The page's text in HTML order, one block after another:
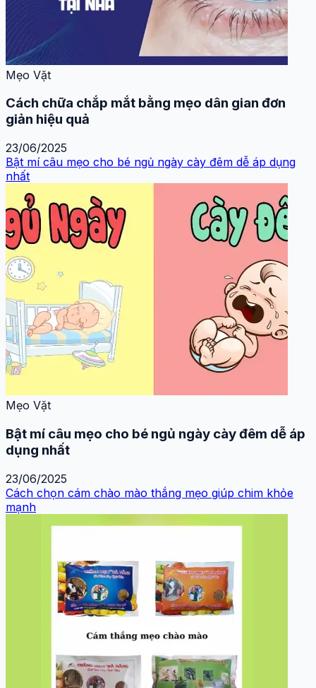
Mẹo Vặt
Cách chữa chắp mắt bằng mẹo dân gian đơn
giản hiệu quả
23/06/2025
Bật mí câu mẹo cho bé ngủ ngày cày đêm dễ áp dụng
nhất
Mẹo Vặt
Bật mí câu mẹo cho bé ngủ ngày cày đêm dễ áp
dụng nhất
23/06/2025
Cách chọn cám chào mào thắng mẹo giúp chim khỏe
mạnh